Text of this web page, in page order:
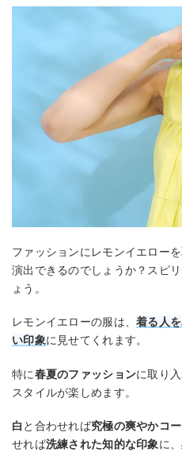
ファッションにレモンイエロー
演出できるのでしょうか？スピ
ょう。
レモンイエローの服は、着る人
い印象に見せてくれます。
特に春夏のファッションに取り
スタイルが楽しめます。
白 と合わせれば究極の爽やかコ
せれば洗練された知的な印象に、